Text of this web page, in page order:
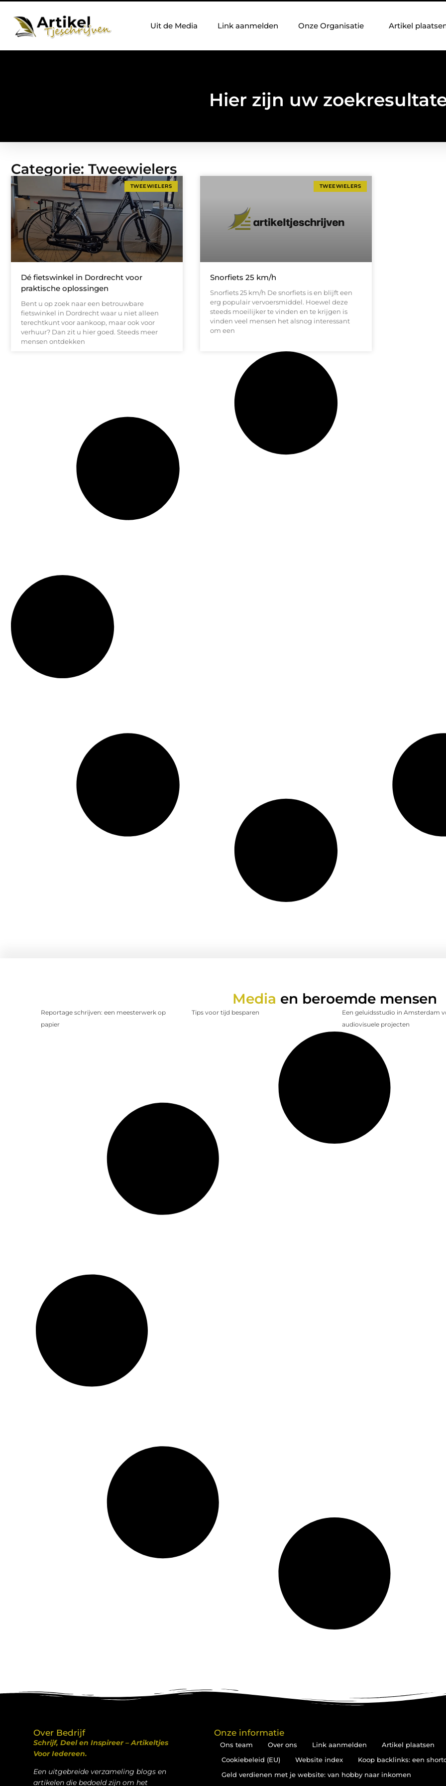
Uit de Media Link aanmelden Onze Organisatie Artikel
Hier zijn uw
Categorie: Tweewielers
TWEEWIELERS
Dé fietswinkel in Dordrecht voor
praktische oplossingen
Bent u op zoek naar een betrouwbare
fietswinkel in Dordrecht waar u niet alleen
terechtkunt voor aankoop, maar ook voor
verhuur? Dan zit u hier goed. Steeds meer
mensen ontdekken
TWEEWIELERS
Snorfiets 25 km/h
Snorfiets 25 km/h De snorfiets is en blijft een
erg populair vervoersmiddel. Hoewel deze
steeds moeilijker te vinden en te krijgen is
vinden veel mensen het alsnog interessant
om een
Media en beroemde mensen
Reportage schrijven: een meesterwerk op
papier
Tips voor tijd besparen
Een geluidsstudio in Amsterdam
audiovisuele projecten
Over Bedrijf
Schrijf, Deel en Inspireer – Artikeltjes
Voor Iedereen.
Een uitgebreide verzameling blogs en
artikelen die bedoeld zijn om het
Onze informatie
Ons team Over ons Link aanmelden Artikel plaatsen
Cookiebeleid (EU)
Website index
Koop backlinks: een
Geld verdienen met je website: van hobby naar inkomen